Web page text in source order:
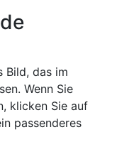
Bild, das im
Wenn Sie
klicken Sie auf
passenderes